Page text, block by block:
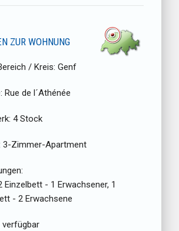
ZUR WOHNUNG
/ Kreis: Genf
Rue de l´Athénée
4 Stock
3-Zimmer-Apartment
Einzelbett - 1 Erwachsener, 1
- 2 Erwachsene
verfügbar